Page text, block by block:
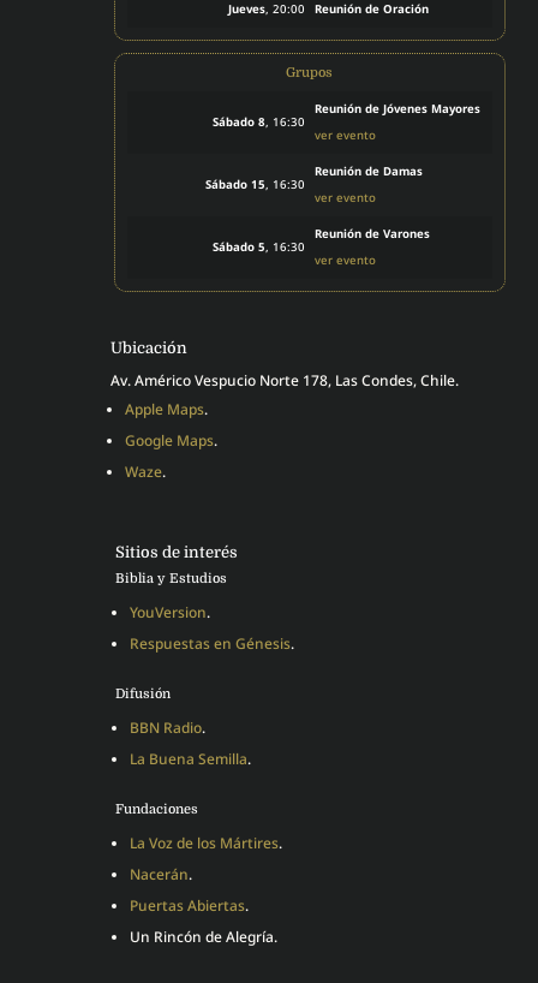
Jueves, 20:00 Reunión de Oración
Grupos
Sábado 8, 16:30
Reunión de Jóvenes Mayores
ver evento
Sábado 15, 16:30
Reunión de Damas
ver evento
Sábado 5, 16:30
Reunión de Varones
ver evento
Ubicación
Av. Américo Vespucio Norte 178, Las Condes, Chile.
Apple Maps.
Google Maps.
Waze.
Sitios de interés
Biblia y Estudios
YouVersion.
Respuestas en Génesis.
Difusión
BBN Radio.
La Buena Semilla.
Fundaciones
La Voz de los Mártires.
Nacerán.
Puertas Abiertas.
Un Rincón de Alegría.